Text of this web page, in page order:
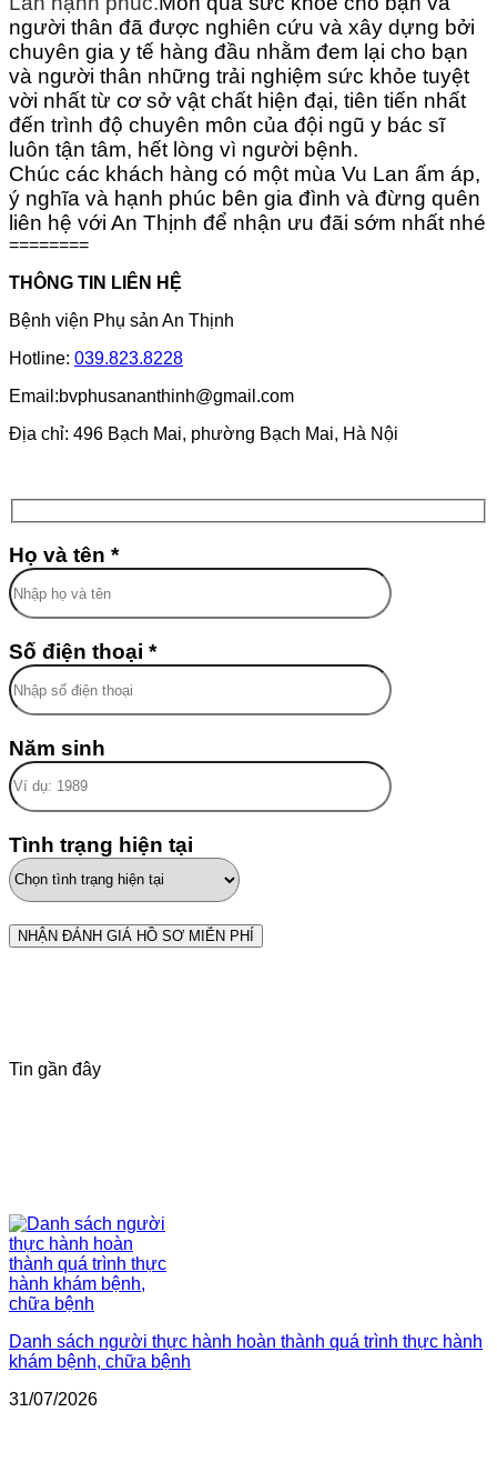
người thân đã được nghiên cứu và xây dựng bởi
chuyên gia y tế hàng đầu nhằm đem lại cho bạn
và người thân những trải nghiệm sức khỏe tuyệt
vời nhất từ cơ sở vật chất hiện đại, tiên tiến nhất
đến trình độ chuyên môn của đội ngũ y bác sĩ
luôn tận tâm, hết lòng vì người bệnh.
Chúc các khách hàng có một mùa Vu Lan ấm áp,
ý nghĩa và hạnh phúc bên gia đình và đừng quên
liên hệ với An Thịnh để nhận ưu đãi sớm nhất nhé
========
THÔNG TIN LIÊN HỆ
Bệnh viện Phụ sản An Thịnh
Hotline: 039.823.8228
Email:bvphusananthinh@gmail.com
Địa chỉ: 496 Bạch Mai, phường Bạch Mai, Hà Nội
Họ và tên *
Số điện thoại *
Năm sinh
Tình trạng hiện tại
Tin gần đây
Danh sách người thực hành hoàn thành quá trình thực hành
khám bệnh, chữa bệnh
31/07/2026